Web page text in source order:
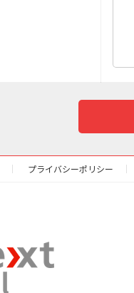
プライバシーポリシー